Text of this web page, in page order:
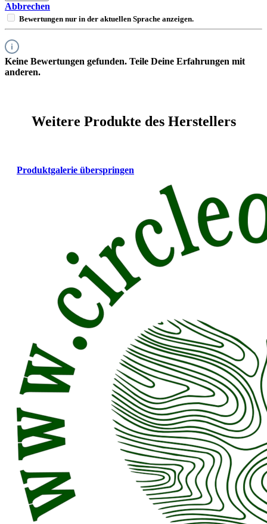
Abbrechen
Bewertungen nur in der aktuellen Sprache anzeigen.
Keine Bewertungen gefunden. Teile Deine Erfahrungen mit
anderen.
Weitere Produkte des Herstellers
Produktgalerie überspringen